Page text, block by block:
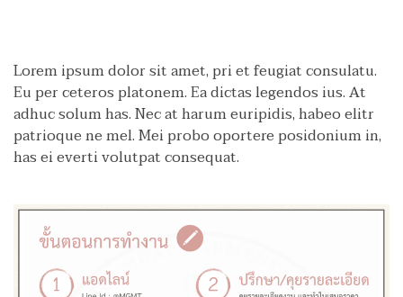
Lorem ipsum dolor sit amet, pri et feugiat consulatu.
Eu per ceteros platonem. Ea dictas legendos ius. At
adhuc solum has. Nec at harum euripidis, habeo elitr
patrioque ne mel. Mei probo oportere posidonium in,
has ei everti volutpat consequat.